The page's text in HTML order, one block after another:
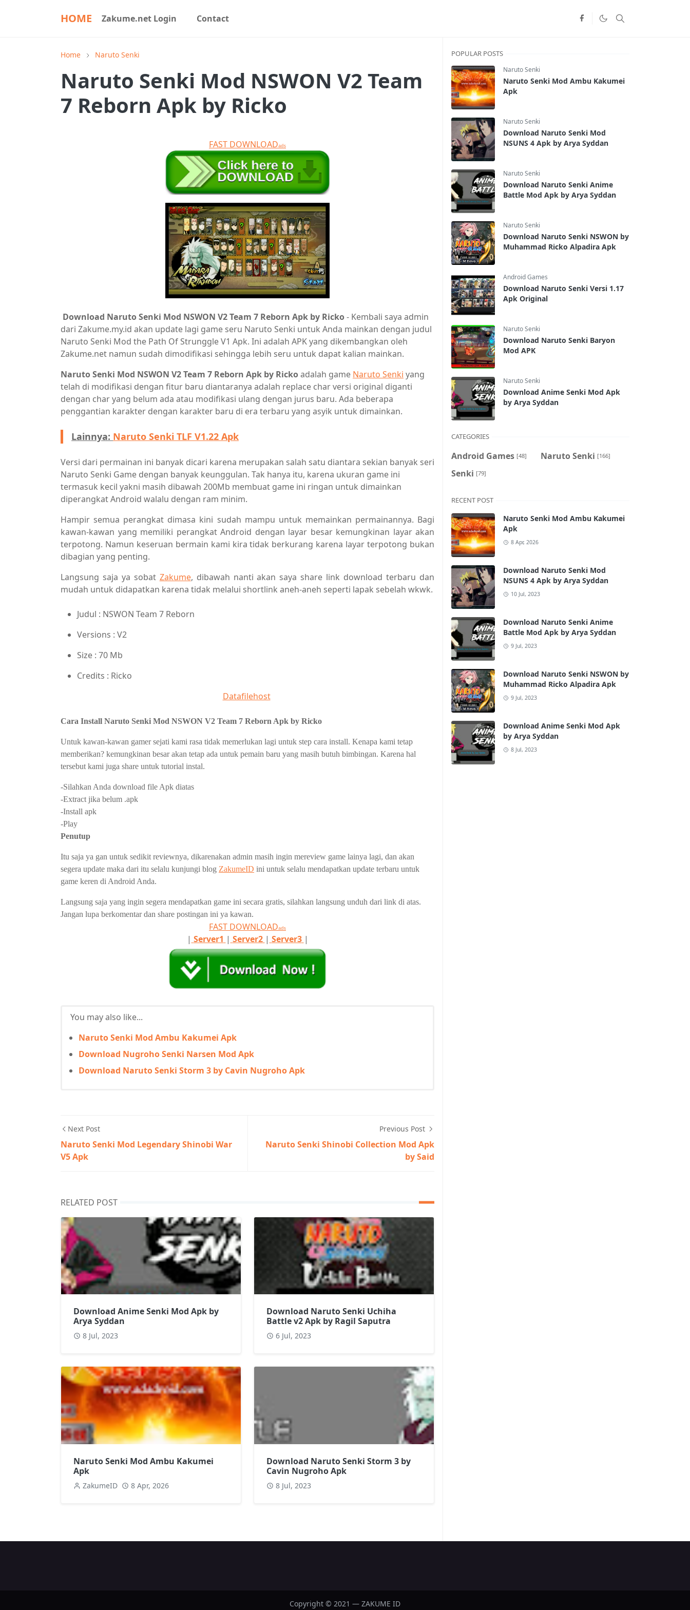
HOME Zakume.net Login Contact
Home Naruto Senki
Naruto Senki Mod NSWON V2 Team
7 Reborn Apk by Ricko
FAST DOWNLOADads
Download Naruto Senki Mod NSWON V2 Team 7 Reborn Apk by Ricko- Kembali saya admin
dari Zakume.my.id akan update lagi game seru Naruto Senki untuk Anda mainkan dengan judul
Naruto Senki Mod the Path Of Strunggle V1 Apk. Ini adalah APK yang dikembangkan oleh
Zakume.net namun sudah dimodifikasi sehingga lebih seru untuk dapat kalian mainkan.
Naruto Senki Mod NSWON V2 Team 7 Reborn Apk by Rickoadalah game Naruto Senki yang
telah di modifikasi dengan fitur baru diantaranya adalah replace char versi original diganti
dengan char yang belum ada atau modifikasi ulang dengan jurus baru. Ada beberapa
penggantian karakter dengan karakter baru di era terbaru yang asyik untuk dimainkan.
Lainnya: Naruto Senki TLF V1.22 Apk
Versi dari permainan ini banyak dicari karena merupakan salah satu diantara sekian banyak seri
Naruto Senki Game dengan banyak keunggulan. Tak hanya itu, karena ukuran game ini
termasuk kecil yakni masih dibawah 200Mb membuat game ini ringan untuk dimainkan
diperangkat Android walalu dengan ram minim.
Hampir semua perangkat dimasa kini sudah mampu untuk memainkan permainannya. Bagi
kawan-kawan yang memiliki perangkat Android dengan layar besar kemungkinan layar akan
terpotong. Namun keseruan bermain kami kira tidak berkurang karena layar terpotong bukan
dibagian yang penting.
Langsung saja ya sobat Zakume, dibawah nanti akan saya share link download terbaru dan
mudah untuk didapatkan karena tidak melalui shortlink aneh-aneh seperti lapak sebelah wkwk.
Judul : NSWON Team 7 Reborn
Versions : V2
Size : 70 Mb
Credits : Ricko
Datafilehost
Cara Install Naruto Senki Mod NSWON V2 Team 7 Reborn Apk by Ricko
Untuk kawan-kawan gamer sejati kami rasa tidak memerlukan lagi untuk step cara install. Kenapa kami tetap
memberikan? kemungkinan besar akan tetap ada untuk pemain baru yang masih butuh bimbingan. Karena hal
tersebut kami juga share untuk tutorial instal.
-Silahkan Anda download file Apk diatas
-Extract jika belum .apk
-Install apk
-Play
Penutup
Itu saja ya gan untuk sedikit reviewnya, dikarenakan admin masih ingin mereview game lainya lagi, dan akan
segera update maka dari itu selalu kunjungi blog ZakumeID ini untuk selalu mendapatkan update terbaru untuk
game keren di Android Anda.
Langsung saja yang ingin segera mendapatkan game ini secara gratis, silahkan langsung unduh dari link di atas.
Jangan lupa berkomentar dan share postingan ini ya kawan.
FAST DOWNLOADads
| Server1 | Server2 | Server3 |
You may also like...
Naruto Senki Mod Ambu Kakumei Apk
Download Nugroho Senki Narsen Mod Apk
Download Naruto Senki Storm 3 by Cavin Nugroho Apk
Next Post
Naruto Senki Mod Legendary Shinobi War
V5 Apk
Previous Post
Naruto Senki Shinobi Collection Mod Apk
by Said
RELATED POST
Download Anime Senki Mod Apk by
Arya Syddan
8 Jul, 2023
Download Naruto Senki Uchiha
Battle v2 Apk by Ragil Saputra
6 Jul, 2023
Naruto Senki Mod Ambu Kakumei
Apk
ZakumeID 8 Apr, 2026
Download Naruto Senki Storm 3 by
Cavin Nugroho Apk
8 Jul, 2023
POPULAR POSTS
Naruto Senki
Naruto Senki Mod Ambu Kakumei
Apk
Naruto Senki
Download Naruto Senki Mod
NSUNS 4 Apk by Arya Syddan
Naruto Senki
Download Naruto Senki Anime
Battle Mod Apk by Arya Syddan
Naruto Senki
Download Naruto Senki NSWON by
Muhammad Ricko Alpadira Apk
Android Games
Download Naruto Senki Versi 1.17
Apk Original
Naruto Senki
Download Naruto Senki Baryon
Mod APK
Naruto Senki
Download Anime Senki Mod Apk
by Arya Syddan
CATEGORIES
Android Games [48] Naruto Senki [166]
Senki [79]
RECENT POST
Naruto Senki Mod Ambu Kakumei
Apk
8 Apr, 2026
Download Naruto Senki Mod
NSUNS 4 Apk by Arya Syddan
10 Jul, 2023
Download Naruto Senki Anime
Battle Mod Apk by Arya Syddan
9 Jul, 2023
Download Naruto Senki NSWON by
Muhammad Ricko Alpadira Apk
9 Jul, 2023
Download Anime Senki Mod Apk
by Arya Syddan
8 Jul, 2023
Copyright © 2021 — ZAKUME ID